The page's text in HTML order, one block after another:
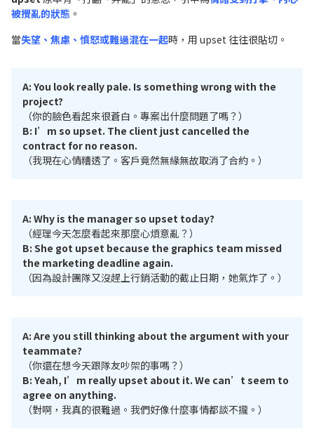
被攪亂的狀態 。
當失望、焦慮、憤怒或難過混在一起時，用 upset 往往很貼切。
A: You look really pale. Is something wrong with the
project?
（你的臉色看起來很蒼白。專案出什麼問題了嗎？）
B: I’m so upset. The client just cancelled the
contract for no reason.
（我現在心情糟透了。客戶竟然無緣無故取消了合約。）
A: Why is the manager so upset today?
（經理今天怎麼看起來那麼心煩意亂？）
B: She got upset because the graphics team missed
the marketing deadline again.
（因為設計團隊又沒趕上行銷活動的截止日期，她氣炸了。）
A: Are you still thinking about the argument with your
teammate?
（你還在想今天跟隊友吵架的事嗎？）
B: Yeah, I’m really upset about it. We can’t seem to
agree on anything.
（對啊，我真的很難過。我們好像什麼事情都談不攏。）